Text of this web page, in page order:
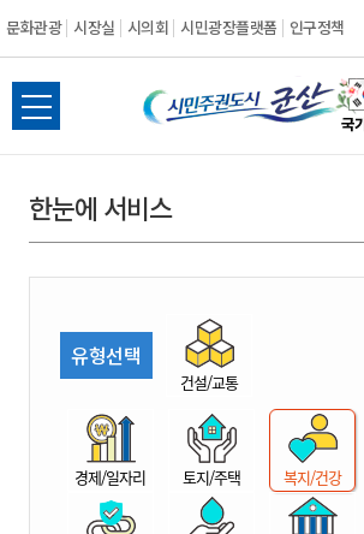
문화관광 시장실 시의회 시민광장플랫폼 인구정책
시
민
권
시
산
전
체
뉴
열
한눈에 서비스
유형선택
건설/교통
경제/일자리 토지/주택 복지/건강